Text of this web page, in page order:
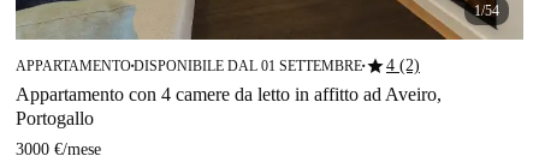
1/54
APPARTAMENTO■DISPONIBILE DAL 01 SETTEMBRE■star4 (2)
Appartamento con 4 camere da letto in affitto ad Aveiro,
Portogallo
3000 €/mese